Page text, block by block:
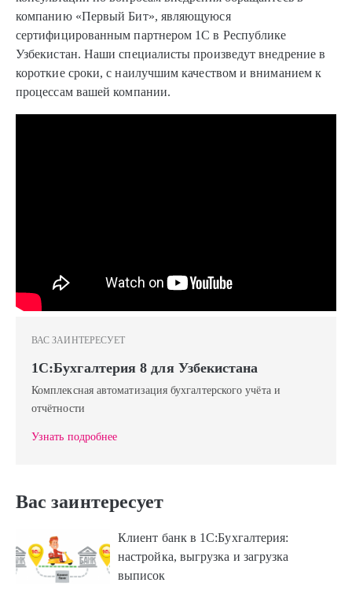
компанию «Первый Бит», являющуюся
сертифицированным партнером 1С в Республике
Узбекистан. Наши специалисты произведут внедрение в
короткие сроки, с наилучшим качеством и вниманием к
процессам вашей компании.
ВАС ЗАИНТЕРЕСУЕТ
1С:Бухгалтерия 8 для Узбекистана
Комплексная автоматизация бухгалтерского учёта и
отчётности
Узнать подробнее
Вас заинтересует
Клиент банк в 1С:Бухгалтерия:
настройка, выгрузка и загрузка
выписок